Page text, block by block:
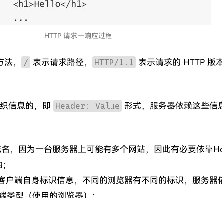
HTTP 请求—响应过程
， / 表示请求路径， HTTP/1.1 表示请求的 HTTP 版
信息的，即 Header: Value 形式，服务器依赖这些信
，因为一台服务器上可能有多个网站，因此有必要依靠
户端自身标识信息，不同的浏览器有不同的标识，服务器
类型（使用的浏览器）；